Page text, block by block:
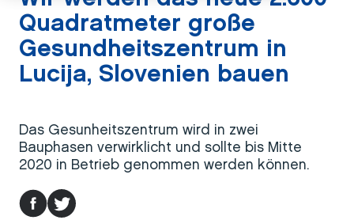
Quadratmeter große
Gesundheitszentrum in
Lucija, Slovenien bauen
Das Gesunheitszentrum wird in zwei
Bauphasen verwirklicht und sollte bis Mitte
2020 in Betrieb genommen werden können.